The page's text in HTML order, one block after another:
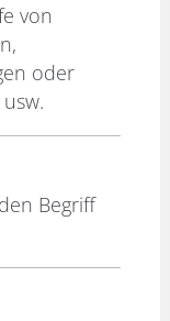
von
oder
Begriff